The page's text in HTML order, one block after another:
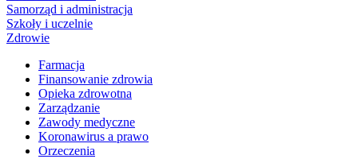
Samorząd i administracja
Szkoły i uczelnie
Zdrowie
Farmacja
Finansowanie zdrowia
Opieka zdrowotna
Zarządzanie
Zawody medyczne
Koronawirus a prawo
Orzeczenia